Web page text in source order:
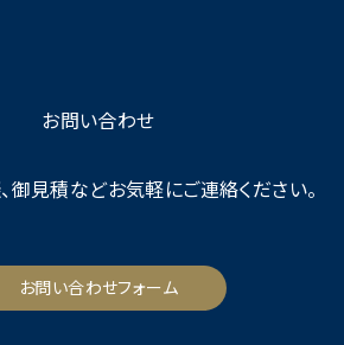
お問い合わせ
御見積などお気軽にご連絡ください。
お問い合わせフォーム